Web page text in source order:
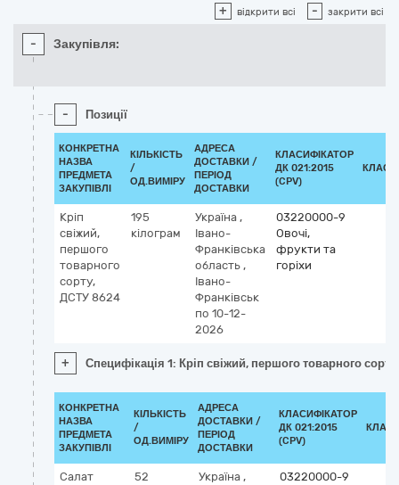
+ відкрити всі - закрити всі
- Закупівля:
- Позиції
КОНКРЕТНА
НАЗВА
ПРЕДМЕТА
ЗАКУПІВЛІ
КІЛЬКІСТЬ
/
ОД.ВИМІРУ
АДРЕСА
ДОСТАВКИ /
ПЕРІОД
ДОСТАВКИ
КЛАСИФІКАТОР
ДК 021:2015
(CPV)
Кріп
свіжий,
першого
товарного
сорту,
ДСТУ 8624
195
кілограм
Україна ,
Івано-
Франківська
область ,
Івано-
Франківськ
по 10-12-
2026
03220000-9
Овочі,
фрукти та
горіхи
+ Специфікація 1: Кріп свіжий, першого товарного
КОНКРЕТНА
НАЗВА
ПРЕДМЕТА
ЗАКУПІВЛІ
КІЛЬКІСТЬ
/
ОД.ВИМІРУ
АДРЕСА
ДОСТАВКИ /
ПЕРІОД
ДОСТАВКИ
КЛАСИФІКАТОР
ДК 021:2015
(CPV)
Салат
52
Україна ,
03220000-9